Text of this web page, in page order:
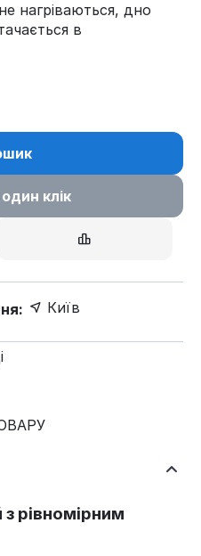
нагріваються, дно
в
клік
Київ
рівномірним